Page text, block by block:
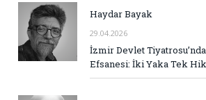
Haydar Bayak
29.04.2026
İzmir Devlet
Efsanesi: İki Yaka Tek